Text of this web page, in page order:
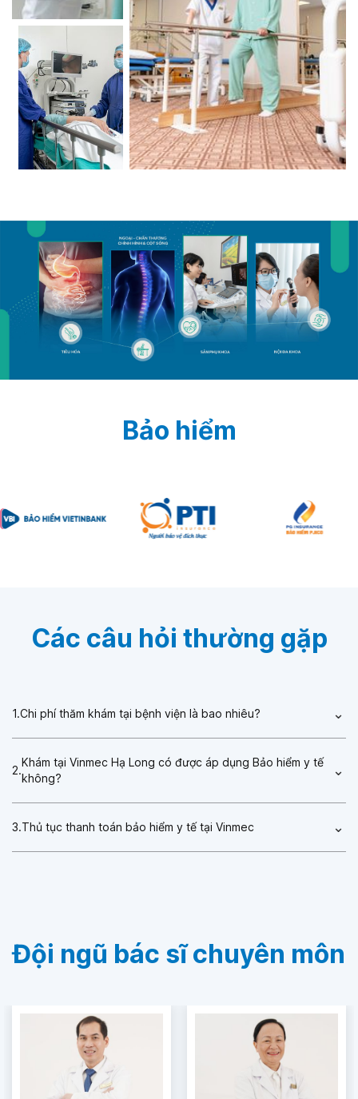
Bảo hiểm
Các câu hỏi thường gặp
Chi phí thăm khám tại bệnh viện là bao nhiêu? ⌄
Khám tại Vinmec Hạ Long có được áp dụng Bảo hiểm y tế
không?
⌄
Thủ tục thanh toán bảo hiểm y tế tại Vinmec ⌄
Đội ngũ bác sĩ chuyên môn